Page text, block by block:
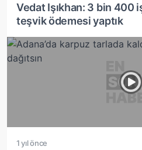
Vedat Işıkhan: 3 bin 400
teşvik ödemesi yaptık
1 yıl önce